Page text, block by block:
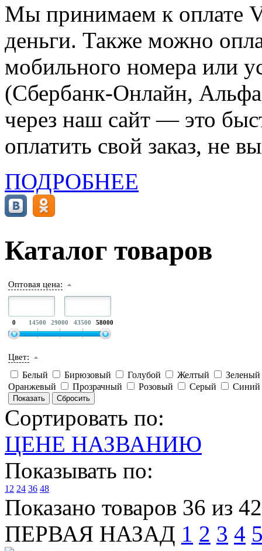
Мы принимаем к оплате
деньги. Также можно
мобильного номера или
(Сбербанк-Онлайн,
через наш сайт — это
оплатить свой заказ, не
ПОДРОБНЕЕ
Каталог товаров
Оптовая цена:
0 14500 29000 43500 58000
Цвет:
Белый Бирюзовый Голубой Желтый
Зеленый
Оранжевый
Прозрачный Розовый Серый Синий
Сортировать по:
ЦЕНЕ НАЗВАНИЮ
Показывать по:
12 24 36 48
Показано товаров 36 из
ПЕРВАЯ НАЗАД 1 2 3 4